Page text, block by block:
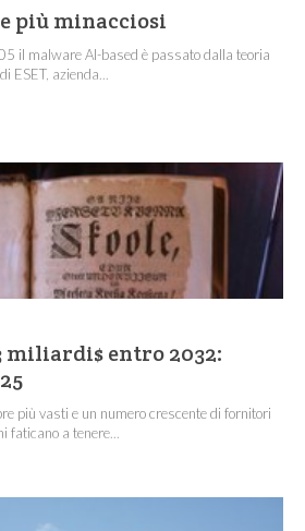
più minacciosi
il malware AI-based è passato dalla teoria
ESET, azienda...
miliardi$ entro 2032:
più vasti e un numero crescente di fornitori
a tenere...